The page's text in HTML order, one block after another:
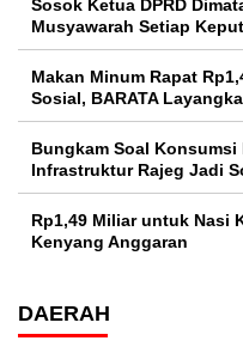
Sosok Ketua DPRD
Musyawarah Setiap
Makan Minum Rapat
Sosial, BARATA
Bungkam Soal Konsumsi
Infrastruktur Rajeg Jadi
Rp1,49 Miliar untuk Nasi
Kenyang Anggaran
DAERAH